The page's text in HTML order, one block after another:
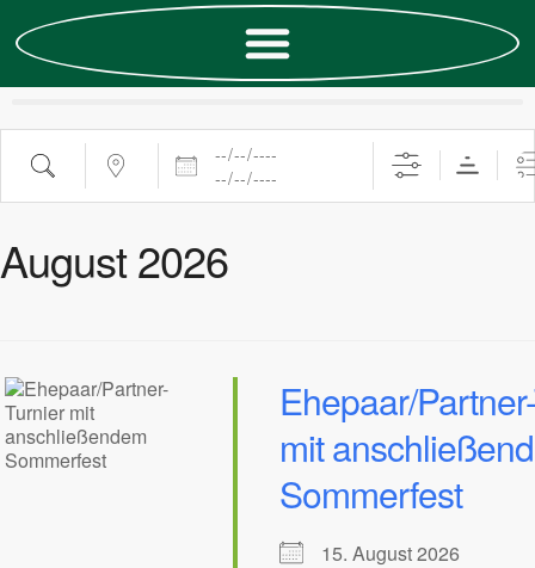
August 2026
Ehepaar/
mit
Sommerfest
15. August 2026